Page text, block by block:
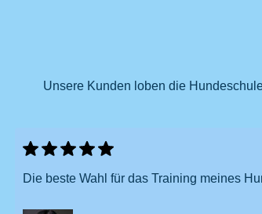
Unsere Kunden loben die
Die beste Wahl für das Training meines